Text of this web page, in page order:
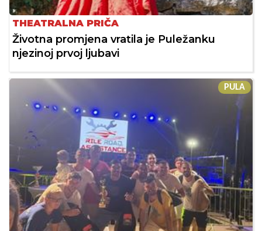
THEATRALNA PRIČA
Životna promjena vratila je Puležanku
njezinoj prvoj ljubavi
PULA